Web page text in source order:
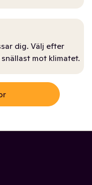
dig. Välj efter
mot klimatet.